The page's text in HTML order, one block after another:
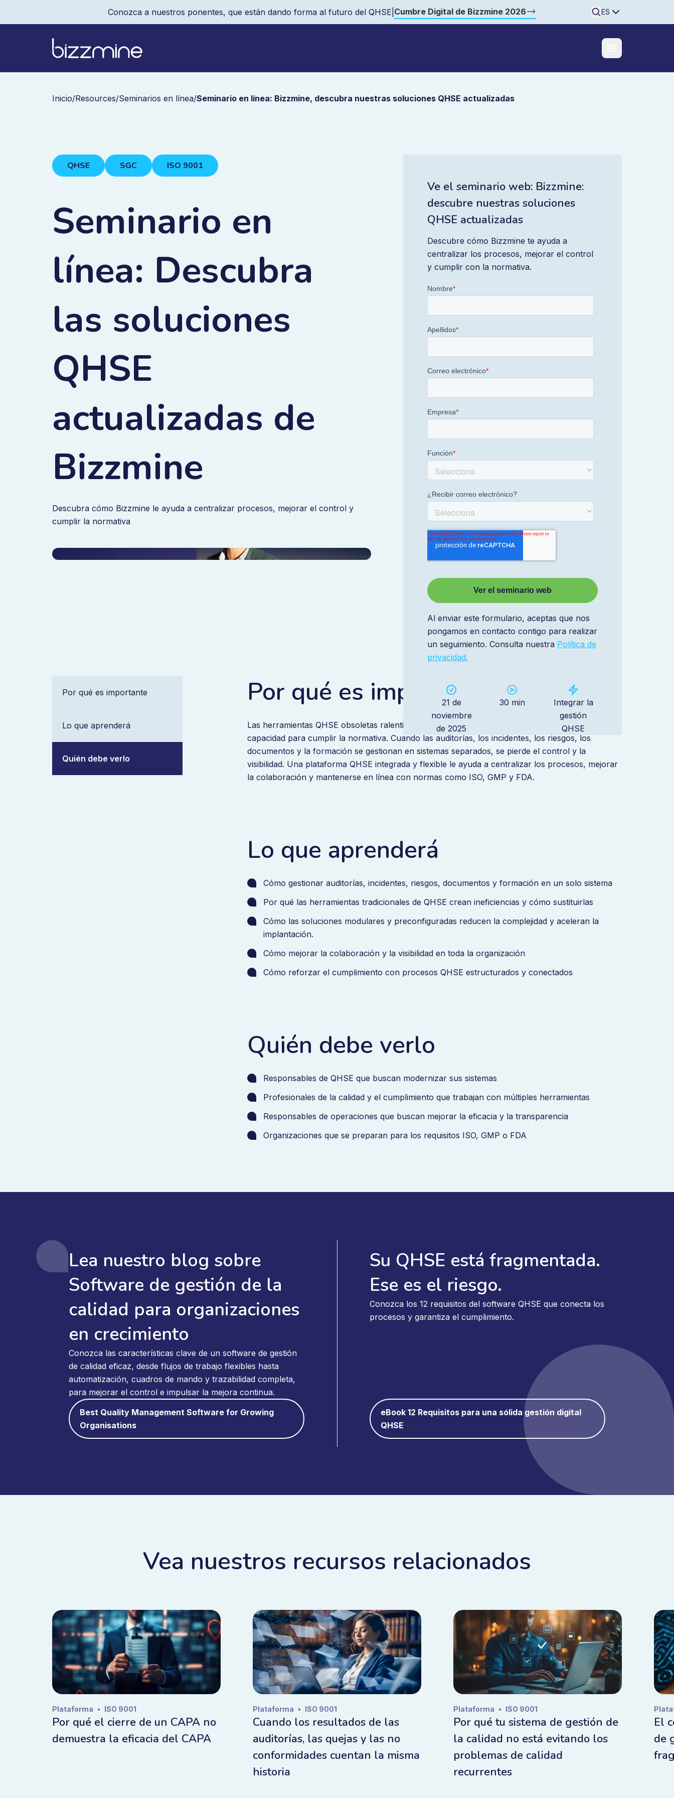
Conozca a nuestros ponentes, que están dando forma al futuro del QHSE Cumbre Digital de Bizzmine 2026 Searchine
ES
Inicio/Resources/Seminarios en línea/Seminario en línea: Bizzmine, descubra nuestras soluciones QHSE actualizadas
QHSE SGC ISO 9001
Seminario en
línea: Descubra
las soluciones
QHSE
actualizadas de
Bizzmine
Descubra cómo Bizzmine le ayuda a centralizar procesos, mejorar el control y
cumplir la normativa
Ve el seminario web: Bizzmine:
descubre nuestras soluciones
QHSE actualizadas
Descubre cómo Bizzmine te ayuda a
centralizar los procesos, mejorar el control
y cumplir con la normativa.
Al enviar este formulario, aceptas que nos
pongamos en contacto contigo para realizar
un seguimiento. Consulta nuestra Política de
privacidad.
21 de
noviembre
de 2025
30 min
Integrar la
gestión
QHSE
Por qué es importante
Lo que aprenderá
Quién debe verlo
Por qué es importante
Las herramientas QHSE obsoletas ralentizan sus procesos, crean silos de datos y limitan su
capacidad para cumplir la normativa. Cuando las auditorías, los incidentes, los riesgos, los
documentos y la formación se gestionan en sistemas separados, se pierde el control y la
visibilidad. Una plataforma QHSE integrada y flexible le ayuda a centralizar los procesos, mejorar
la colaboración y mantenerse en línea con normas como ISO, GMP y FDA.
Lo que aprenderá
Cómo gestionar auditorías, incidentes, riesgos, documentos y formación en un solo sistema
Por qué las herramientas tradicionales de QHSE crean ineficiencias y cómo sustituirlas
Cómo las soluciones modulares y preconfiguradas reducen la complejidad y aceleran la
implantación.
Cómo mejorar la colaboración y la visibilidad en toda la organización
Cómo reforzar el cumplimiento con procesos QHSE estructurados y conectados
Quién debe verlo
Responsables de QHSE que buscan modernizar sus sistemas
Profesionales de la calidad y el cumplimiento que trabajan con múltiples herramientas
Responsables de operaciones que buscan mejorar la eficacia y la transparencia
Organizaciones que se preparan para los requisitos ISO, GMP o FDA
Lea nuestro blog sobre
Software de gestión de la
calidad para organizaciones
en crecimiento
Conozca las características clave de un software de gestión
de calidad eficaz, desde flujos de trabajo flexibles hasta
automatización, cuadros de mando y trazabilidad completa,
para mejorar el control e impulsar la mejora continua.
Best Quality Management Software for Growing
Organisations
Su QHSE está fragmentada.
Ese es el riesgo.
Conozca los 12 requisitos del software QHSE que conecta los
procesos y garantiza el cumplimiento.
eBook 12 Requisitos para una sólida gestión digital
QHSE
Vea nuestros recursos relacionados
Plataforma • ISO 9001
Por qué el cierre de un CAPA no
demuestra la eficacia del CAPA
Plataforma • ISO 9001
Cuando los resultados de las
auditorías, las quejas y las no
conformidades cuentan la misma
historia
Plataforma • ISO 9001
Por qué tu sistema de gestión de
la calidad no está evitando los
problemas de calidad
recurrentes
El
de